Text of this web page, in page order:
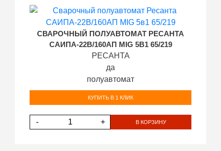
СВАРОЧНЫЙ ПОЛУАВТОМАТ РЕСАНТА
САИПА-22В/160АП MIG 5В1 65/219
РЕСАНТА
да
полуавтомат
КУПИТЬ В 1 КЛИК
- + В КОРЗИНУ